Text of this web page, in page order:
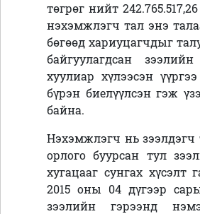
төгрөг нийт
нэхэмжлэгч тал энэ
бөгөөд хариуцагчдыг
байгуулагдсан
хуулиар хүлээсэн
бүрэн биелүүлсэн гэж
байна.
Нэхэмжлэгч нь зээлдэгч
орлого буурсан тул
хугацааг сунгах хүсэлт
2015 оны 04 дүгээр
зээлийн гэрээнд